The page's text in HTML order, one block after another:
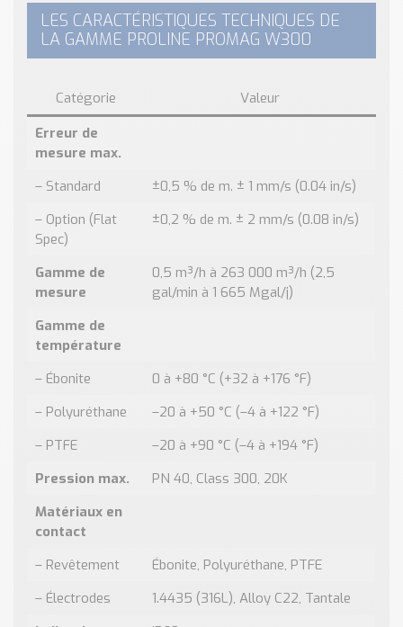
LES CARACTÉRISTIQUES TECHNIQUES DE
LA GAMME PROLINE PROMAG W300
Catégorie
Valeur
Erreur de
mesure max.
– Standard
±0,5 % de m. ± 1 mm/s (0.04 in/s)
– Option (Flat
Spec)
±0,2 % de m. ± 2 mm/s (0.08 in/s)
Gamme de
mesure
0,5 m³/h à 263 000 m³/h (2,5
gal/min à 1 665 Mgal/j)
Gamme de
température
– Ébonite
0 à +80 °C (+32 à +176 °F)
– Polyuréthane
–20 à +50 °C (–4 à +122 °F)
– PTFE
–20 à +90 °C (–4 à +194 °F)
Pression max.
PN 40, Class 300, 20K
Matériaux en
contact
– Revêtement
Ébonite, Polyuréthane, PTFE
– Électrodes
1.4435 (316L), Alloy C22, Tantale